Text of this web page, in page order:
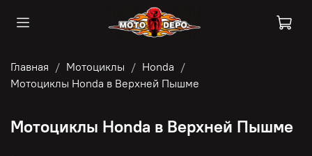
Главная Мотоциклы
Honda
Мотоциклы Honda в Верхней Пышме
Мотоциклы Honda в Верхней Пышме